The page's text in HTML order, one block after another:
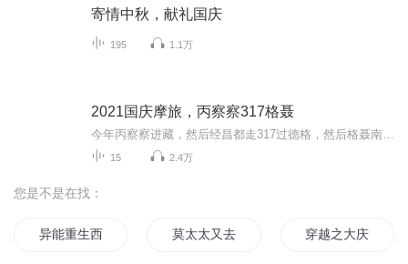
寄情中秋，献礼国庆
195 1.1万
2021国庆摩旅，丙察察317格聂
15 2.4万
您是不是在找：
异能重生西门庆 莫太太又去采访了 穿越之大庆帝国